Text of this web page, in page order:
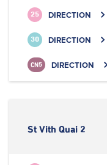
25 DIRECTION
30 DIRECTION
CN5 DIRECTION
St Vith Quai 2